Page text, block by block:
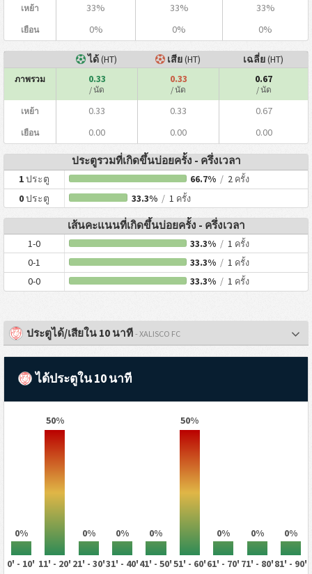
เหย้า 33% 33% 33%
เยือน 0% 0% 0%
ได้(HT) เสีย(HT) เฉลี่ย(HT)
ภาพรวม 0.33
/ นัด
0.33
/ นัด
0.67
/ นัด
เหย้า 0.33 0.33 0.67
เยือน 0.00 0.00 0.00
ประตูรวมที่เกิดขึ้นบ่อยครั้ง - ครึ่งเวลา
1ประตู 66.7% / 2 ครั้ง
0ประตู 33.3% /1 ครั้ง
เส้นคะแนนที่เกิดขึ้นบ่อยครั้ง - ครึ่งเวลา
1-0 33.3% / 1 ครั้ง
0-1 33.3% / 1 ครั้ง
0-0 33.3% / 1 ครั้ง
ประตูได้/เสียใน 10 นาที - XALISCO FC
ได้ประตูใน 10 นาที
0%
50%
0% 0% 0%
50%
0% 0% 0%
0' - 10' 11' - 20' 21' - 30'31' - 40'41' - 50'51' - 60'61' - 70' 71' - 80'81' - 90'